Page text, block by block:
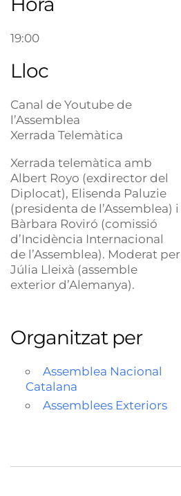
19:00
Lloc
Canal de Youtube de
l’Assemblea
Xerrada Telemàtica
Xerrada telemàtica amb
Albert Royo (exdirector del
Diplocat), Elisenda Paluzie
(presidenta de l’Assemblea) i
Bàrbara Roviró (comissió
d’Incidència Internacional
de l’Assemblea). Moderat per
Júlia Lleixà (assemble
exterior d’Alemanya).
Organitzat per
Assemblea Nacional
Catalana
Assemblees Exteriors